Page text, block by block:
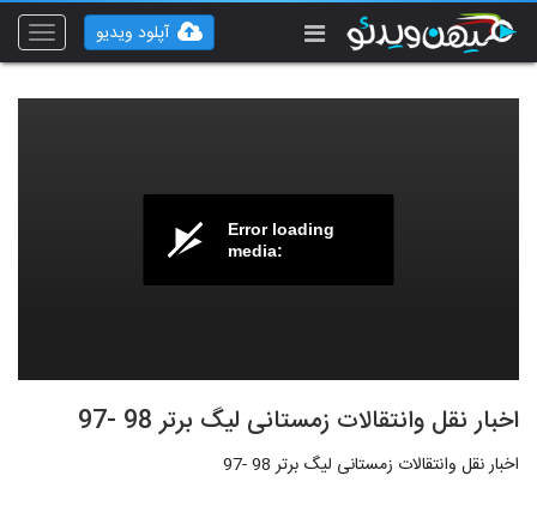
Toggle
آپلود ویدیو
Error loading
media:
اخبار نقل وانتقالات زمستانی لیگ برتر 98 -97
اخبار نقل وانتقالات زمستانی لیگ برتر 98 -97